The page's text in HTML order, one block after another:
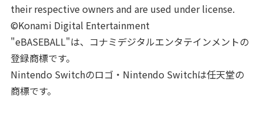
their respective owners and are used under license.
©Konami Digital Entertainment
"eBASEBALL"は、コナミデジタルエンタテインメントの
登録商標です。
Nintendo Switchのロゴ・Nintendo Switchは任天堂の
商標です。